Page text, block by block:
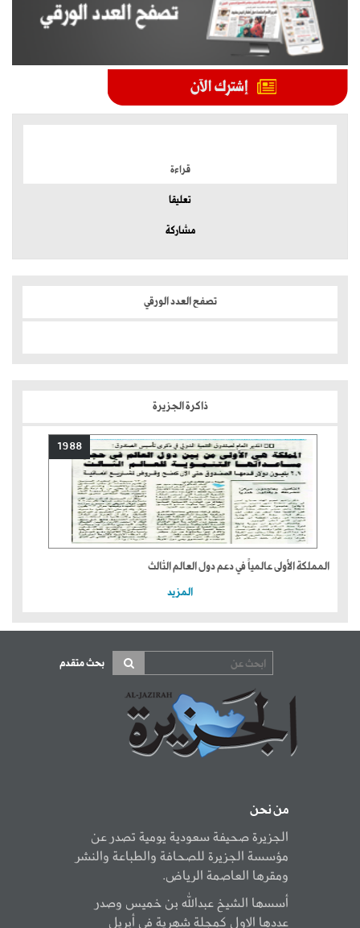
قراءة
تعليقا
مشاركة
تصفح العدد الورقي
ذاكرة الجزيرة
1988
المملكة الأولى عالمياً في دعم دول العالم الثالث
المزيد
بحث متقدم
من نحن
الجزيرة صحيفة سعودية يومية تصدر عن
مؤسسة الجزيرة للصحافة والطباعة والنشر
ومقرها العاصمة الرياض.
أسسها الشيخ عبدالله بن خميس وصدر
عددها الاول كمجلة شهرية في أبريل